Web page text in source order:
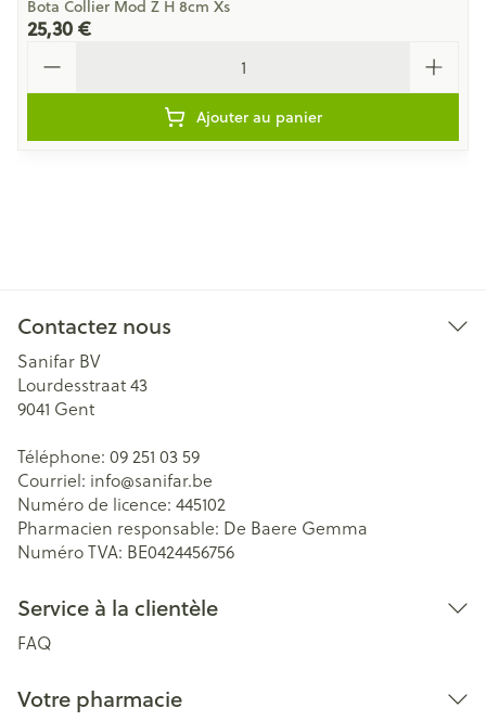
Bota Collier Mod Z H 8cm Xs
25,30 €
Ajouter au panier
Contactez nous
Sanifar BV
Lourdesstraat 43
9041 Gent
Téléphone: 09 251 03 59
Courriel: info@sanifar.be
Numéro de licence: 445102
Pharmacien responsable: De Baere Gemma
Numéro TVA: BE0424456756
Service à la clientèle
FAQ
Votre pharmacie